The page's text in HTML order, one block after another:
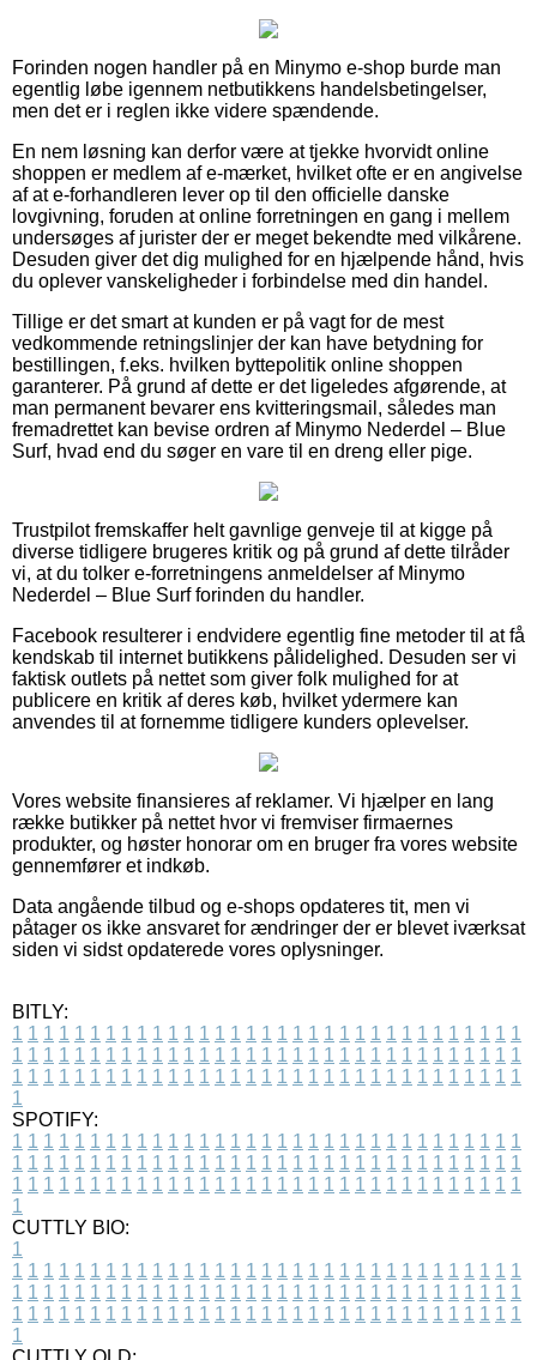
Forinden nogen handler på en Minymo e-shop burde man
egentlig løbe igennem netbutikkens handelsbetingelser,
men det er i reglen ikke videre spændende.
En nem løsning kan derfor være at tjekke hvorvidt online
shoppen er medlem af e-mærket, hvilket ofte er en angivelse
af at e-forhandleren lever op til den officielle danske
lovgivning, foruden at online forretningen en gang i mellem
undersøges af jurister der er meget bekendte med vilkårene.
Desuden giver det dig mulighed for en hjælpende hånd, hvis
du oplever vanskeligheder i forbindelse med din handel.
Tillige er det smart at kunden er på vagt for de mest
vedkommende retningslinjer der kan have betydning for
bestillingen, f.eks. hvilken byttepolitik online shoppen
garanterer. På grund af dette er det ligeledes afgørende, at
man permanent bevarer ens kvitteringsmail, således man
fremadrettet kan bevise ordren af Minymo Nederdel – Blue
Surf, hvad end du søger en vare til en dreng eller pige.
Trustpilot fremskaffer helt gavnlige genveje til at kigge på
diverse tidligere brugeres kritik og på grund af dette tilråder
vi, at du tolker e-forretningens anmeldelser af Minymo
Nederdel – Blue Surf forinden du handler.
Facebook resulterer i endvidere egentlig fine metoder til at få
kendskab til internet butikkens pålidelighed. Desuden ser vi
faktisk outlets på nettet som giver folk mulighed for at
publicere en kritik af deres køb, hvilket ydermere kan
anvendes til at fornemme tidligere kunders oplevelser.
Vores website finansieres af reklamer. Vi hjælper en lang
række butikker på nettet hvor vi fremviser firmaernes
produkter, og høster honorar om en bruger fra vores website
gennemfører et indkøb.
Data angående tilbud og e-shops opdateres tit, men vi
påtager os ikke ansvaret for ændringer der er blevet iværksat
siden vi sidst opdaterede vores oplysninger.
BITLY:
1 1 1 1 1 1 1 1 1 1 1 1 1 1 1 1 1 1 1 1 1 1 1 1 1 1 1 1 1 1 1 1 1
1 1 1 1 1 1 1 1 1 1 1 1 1 1 1 1 1 1 1 1 1 1 1 1 1 1 1 1 1 1 1 1 1
1 1 1 1 1 1 1 1 1 1 1 1 1 1 1 1 1 1 1 1 1 1 1 1 1 1 1 1 1 1 1 1 1
1
SPOTIFY:
1 1 1 1 1 1 1 1 1 1 1 1 1 1 1 1 1 1 1 1 1 1 1 1 1 1 1 1 1 1 1 1 1
1 1 1 1 1 1 1 1 1 1 1 1 1 1 1 1 1 1 1 1 1 1 1 1 1 1 1 1 1 1 1 1 1
1 1 1 1 1 1 1 1 1 1 1 1 1 1 1 1 1 1 1 1 1 1 1 1 1 1 1 1 1 1 1 1 1
1
CUTTLY BIO:
1
1 1 1 1 1 1 1 1 1 1 1 1 1 1 1 1 1 1 1 1 1 1 1 1 1 1 1 1 1 1 1 1 1
1 1 1 1 1 1 1 1 1 1 1 1 1 1 1 1 1 1 1 1 1 1 1 1 1 1 1 1 1 1 1 1 1
1 1 1 1 1 1 1 1 1 1 1 1 1 1 1 1 1 1 1 1 1 1 1 1 1 1 1 1 1 1 1 1 1
1